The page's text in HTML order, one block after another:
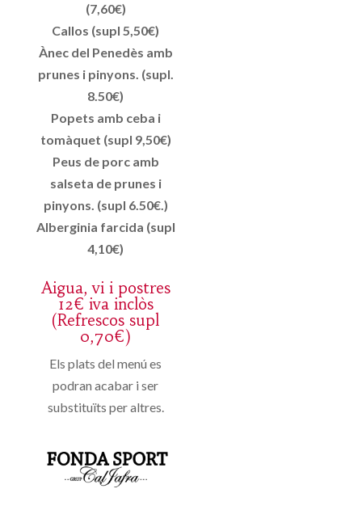
(7,60€)
Callos (supl 5,50€)
Ànec del Penedès amb
prunes i pinyons. (supl.
8.50€)
Popets amb ceba i
tomàquet (supl 9,50€)
Peus de porc amb
salseta de prunes i
pinyons. (supl 6.50€.)
Alberginia farcida (supl
4,10€)
Aigua, vi i postres
12€ iva inclòs
(Refrescos supl
0,70€)
Els plats del menú es
podran acabar i ser
substituïts per altres.